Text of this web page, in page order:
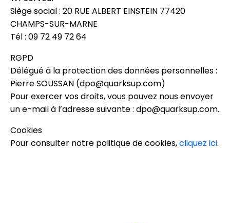
Siège social : 20 RUE ALBERT EINSTEIN 77420
CHAMPS-SUR-MARNE
Tél : 09 72 49 72 64
RGPD
Délégué à la protection des données personnelles :
Pierre SOUSSAN (dpo@quarksup.com)
Pour exercer vos droits, vous pouvez nous envoyer
un e-mail à l’adresse suivante : dpo@quarksup.com.
Cookies
Pour consulter notre politique de cookies,cliquez ici.